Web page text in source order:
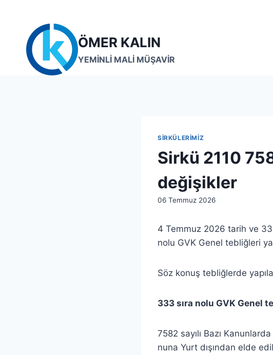
content
ÖMER KALIN
YEMİNLİ MALİ MÜŞAVİR
SIRKÜLERIMIZ
Sirkü 2110
değişikler
By
06 Temmuz 2026
4 Temmuz 2026 tarih ve
nolu GVK Genel tebliğleri
Söz konuş tebliğlerde
333 sıra nolu GVK Genel
7582 sayılı Bazı
nuna Yurt dışından elde